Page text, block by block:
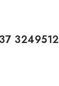
3249512